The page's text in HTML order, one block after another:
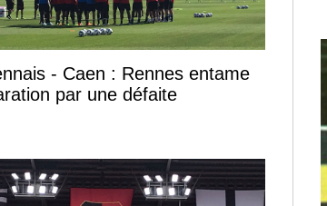
- Caen : Rennes entame
par une défaite